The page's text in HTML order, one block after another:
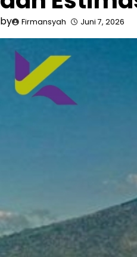
by Firmansyah Juni 7, 2026